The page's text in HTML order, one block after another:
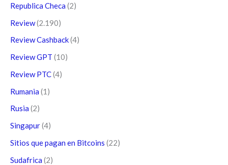
Republica Checa (2)
Review(2.190)
Review Cashback(4)
Review GPT (10)
Review PTC(4)
Rumania (1)
Rusia (2)
Singapur(4)
Sitios que pagan en Bitcoins (22)
Sudafrica (2)